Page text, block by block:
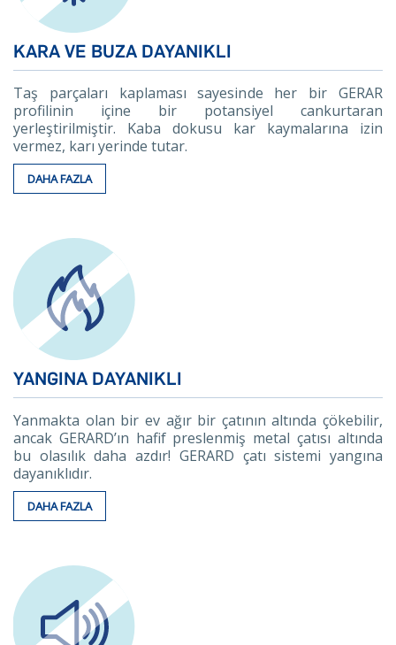
KARA VE BUZA DAYANIKLI
Taş parçaları kaplaması sayesinde her bir GERAR
profilinin içine bir potansiyel cankurtaran
yerleştirilmiştir. Kaba dokusu kar kaymalarına izin
vermez, karı yerinde tutar.
DAHA FAZLA
YANGINA DAYANIKLI
Yanmakta olan bir ev ağır bir çatının altında çökebilir,
ancak GERARD’ın hafif preslenmiş metal çatısı altında
bu olasılık daha azdır! GERARD çatı sistemi yangına
dayanıklıdır.
DAHA FAZLA